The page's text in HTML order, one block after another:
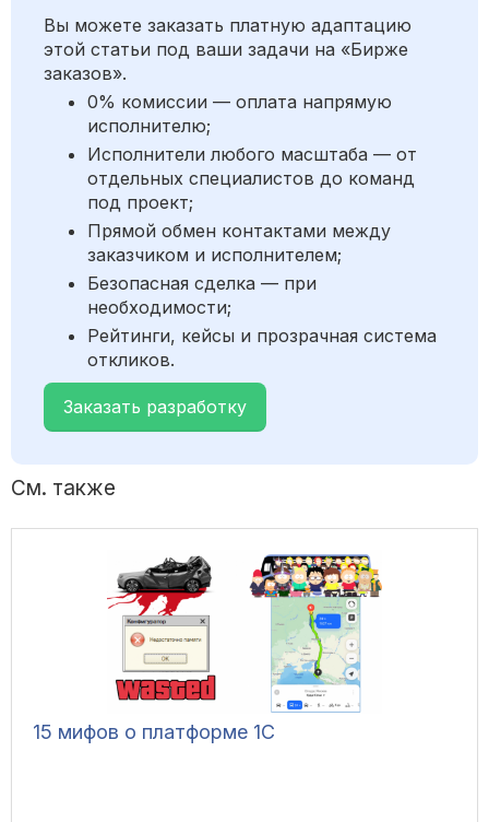
Вы можете заказать платную адаптацию
этой статьи под ваши задачи на «Бирже
заказов».
0% комиссии — оплата напрямую
исполнителю;
Исполнители любого масштаба — от
отдельных специалистов до команд
под проект;
Прямой обмен контактами между
заказчиком и исполнителем;
Безопасная сделка — при
необходимости;
Рейтинги, кейсы и прозрачная система
откликов.
Заказать разработку
См. также
15 мифов о платформе 1С